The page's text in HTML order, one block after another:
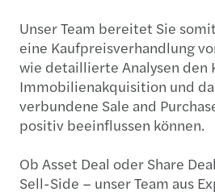
Unser Team bereitet Sie
eine Kaufpreisverhandlung
wie detaillierte Analysen den
Immobilienakquisition und
verbundene Sale and
positiv beeinflussen können.
Ob Asset Deal oder Share
Sell-Side – unser Team aus